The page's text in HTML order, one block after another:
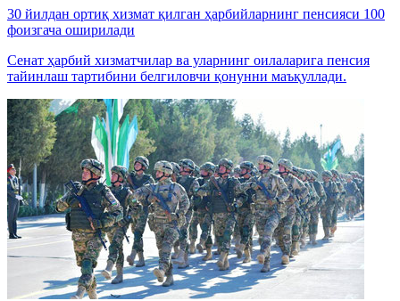
30 йилдан ортиқ хизмат қилган ҳарбийларнинг пенсияси 100
фоизгача оширилади
Сенат ҳарбий хизматчилар ва уларнинг оилаларига пенсия
тайинлаш тартибини белгиловчи қонунни маъқуллади.